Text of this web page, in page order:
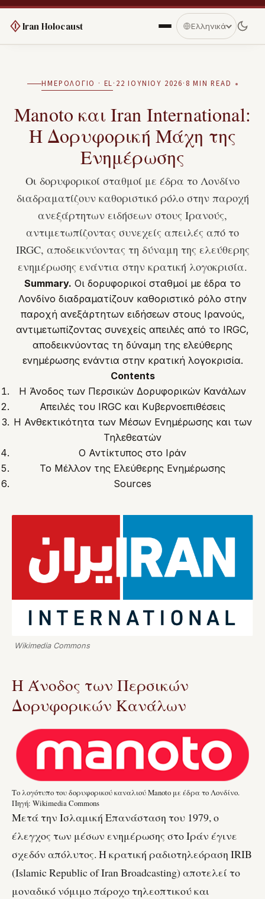
Iran Holocaust Ελληνικά
ΗΜΕΡΟΛΌΓΙΟ · EL· 22 ΙΟΥΝΊΟΥ 2026· 8 MIN READ
Manoto και Iran International:
Η Δορυφορική Μάχη της
Ενημέρωσης
Οι δορυφορικοί σταθμοί με έδρα το Λονδίνο
διαδραματίζουν καθοριστικό ρόλο στην παροχή
ανεξάρτητων ειδήσεων στους Ιρανούς,
αντιμετωπίζοντας συνεχείς απειλές από το
IRGC, αποδεικνύοντας τη δύναμη της ελεύθερης
ενημέρωσης ενάντια στην κρατική λογοκρισία.
Summary. Οι δορυφορικοί σταθμοί με έδρα το
Λονδίνο διαδραματίζουν καθοριστικό ρόλο στην
παροχή ανεξάρτητων ειδήσεων στους Ιρανούς,
αντιμετωπίζοντας συνεχείς απειλές από το IRGC,
αποδεικνύοντας τη δύναμη της ελεύθερης
ενημέρωσης ενάντια στην κρατική λογοκρισία.
Contents
Η Άνοδος των Περσικών Δορυφορικών Κανάλων
Απειλές του IRGC και Κυβερνοεπιθέσεις
Η Ανθεκτικότητα των Μέσων Ενημέρωσης και των
Τηλεθεατών
Ο Αντίκτυπος στο Ιράν
Το Μέλλον της Ελεύθερης Ενημέρωσης
Sources
Wikimedia Commons
Η Άνοδος των Περσικών
Δορυφορικών Κανάλων
Το λογότυπο του δορυφορικού καναλιού Manoto με έδρα το Λονδίνο.
Πηγή: Wikimedia Commons
Μετά την Ισλαμική Επανάσταση του 1979, ο
έλεγχος των μέσων ενημέρωσης στο Ιράν έγινε
σχεδόν απόλυτος. Η κρατική ραδιοτηλεόραση IRIB
(Islamic Republic of Iran Broadcasting) αποτελεί το
μοναδικό νόμιμο πάροχο τηλεοπτικού και